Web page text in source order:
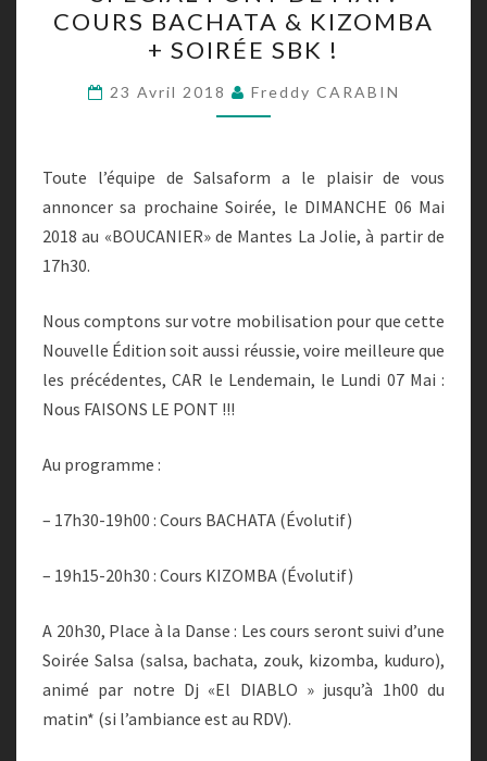
DE
MAI
:
COURS
&
KIZOMBA
+
!
COURS BACHATA & KIZOMBA
+ SOIRÉE SBK !
23 Avril 2018 Freddy CARABIN
Toute l’équipe de Salsaform a le plaisir de vous
annoncer sa prochaine Soirée, le DIMANCHE 06 Mai
2018 au «BOUCANIER» de Mantes La Jolie, à partir de
17h30.
Nous comptons sur votre mobilisation pour que cette
Nouvelle Édition soit aussi réussie, voire meilleure que
les précédentes, CAR le Lendemain, le Lundi 07 Mai :
Nous FAISONS LE PONT !!!
Au programme :
– 17h30-19h00 : Cours BACHATA (Évolutif)
– 19h15-20h30 : Cours KIZOMBA (Évolutif)
A 20h30, Place à la Danse : Les cours seront suivi d’une
Soirée Salsa (salsa, bachata, zouk, kizomba, kuduro),
animé par notre Dj «El DIABLO » jusqu’à 1h00 du
matin* (si l’ambiance est au RDV).